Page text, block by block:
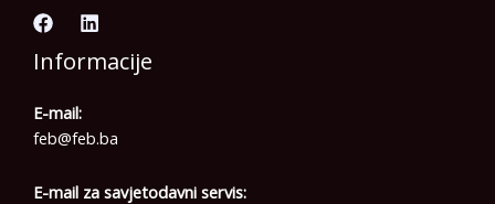
Informacije
E-mail:
feb@feb.ba
E-mail za savjetodavni servis: